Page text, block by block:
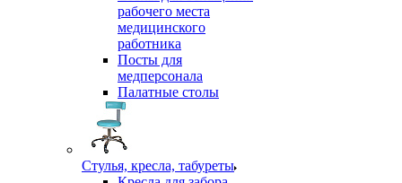
рабочего места
медицинского
работника
Посты для
медперсонала
Палатные столы
Стулья, кресла, табуреты